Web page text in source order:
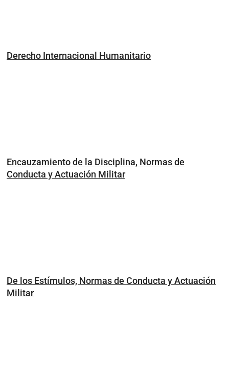
Derecho Internacional Humanitario
Encauzamiento de la Disciplina, Normas de
Conducta y Actuación Militar
De los Estímulos, Normas de Conducta y Actuación
Militar